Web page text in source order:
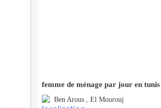
femme de ménage par jour en tunis
Ben Arous , El Mourouj